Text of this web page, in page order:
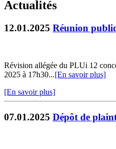
Actualités
12.01.2025 Réunion
Révision allégée du PLUi 12
2025 à 17h30...[En savoir plus]
[En savoir plus]
07.01.2025 Dépôt de